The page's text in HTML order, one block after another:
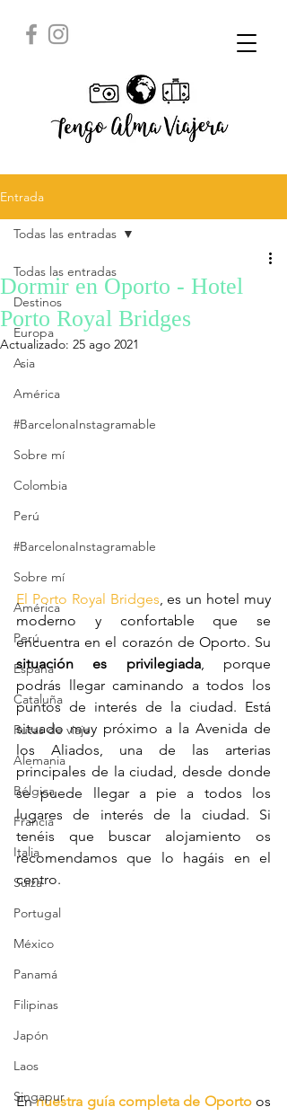
Entrada
Todas las entradas
Destinos
Europa
Asia
América
#BarcelonaInstagramable
Sobre mí
Colombia
Perú
#BarcelonaInstagramable
Sobre mí
América
Perú
España
Cataluña
Rutas de viaje
Alemania
Bélgica
Francia
Italia
Suiza
Portugal
México
Panamá
Filipinas
Japón
Laos
Singapur
Todas las entradas
Dormir en Oporto - Hotel
Porto Royal Bridges
Actualizado: 25 ago 2021
El Porto Royal Bridges , es un hotel muy
moderno y confortable que se
situación es privilegiada, porque
podrás llegar caminando a todos los
puntos de interés de la ciudad. Está
situado muy próximo a la Avenida de
los Aliados, una de las arterias
principales de la ciudad, desde donde
se puede llegar a pie a todos los
lugares de interés de la ciudad. Si
tenéis que buscar alojamiento os
recomendamos que lo hagáis en el
centro.
En nuestra guía completa de Oporto os